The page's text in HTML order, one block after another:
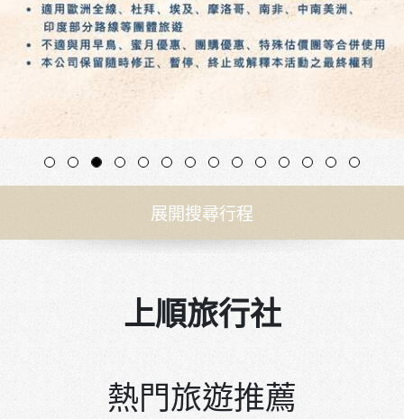
展開搜尋行程
上順旅行社
熱門旅遊推薦